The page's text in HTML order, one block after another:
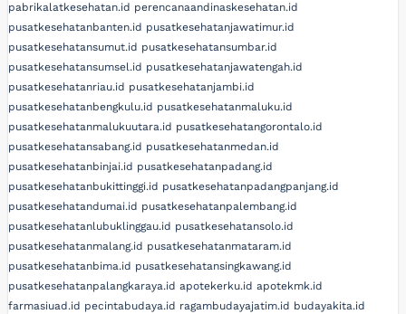
pabrikalatkesehatan.id perencanaandinaskesehatan.id
pusatkesehatanbanten.id pusatkesehatanjawatimur.id
pusatkesehatansumut.id pusatkesehatansumbar.id
pusatkesehatansumsel.id pusatkesehatanjawatengah.id
pusatkesehatanriau.id pusatkesehatanjambi.id
pusatkesehatanbengkulu.id pusatkesehatanmaluku.id
pusatkesehatanmalukuutara.id pusatkesehatangorontalo.id
pusatkesehatansabang.id pusatkesehatanmedan.id
pusatkesehatanbinjai.id pusatkesehatanpadang.id
pusatkesehatanbukittinggi.id pusatkesehatanpadangpanjang.id
pusatkesehatandumai.id pusatkesehatanpalembang.id
pusatkesehatanlubuklinggau.id pusatkesehatansolo.id
pusatkesehatanmalang.id pusatkesehatanmataram.id
pusatkesehatanbima.id pusatkesehatansingkawang.id
pusatkesehatanpalangkaraya.id apotekerku.id apotekmk.id
farmasiuad.id pecintabudaya.id ragambudayajatim.id budayakita.id